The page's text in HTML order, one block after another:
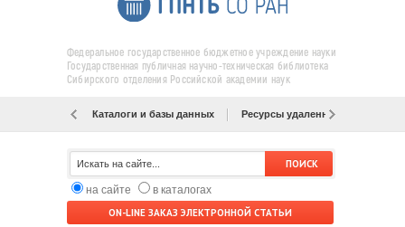
Федеральное государственное бюджетное учреждение науки
Государственная публичная научно-техническая библиотека
Сибирского отделения Российской академии наук
Каталоги и базы данных Ресурсы удаленного доступа
на сайте
в каталогах
ON-LINE ЗАКАЗ ЭЛЕКТРОННОЙ СТАТЬИ